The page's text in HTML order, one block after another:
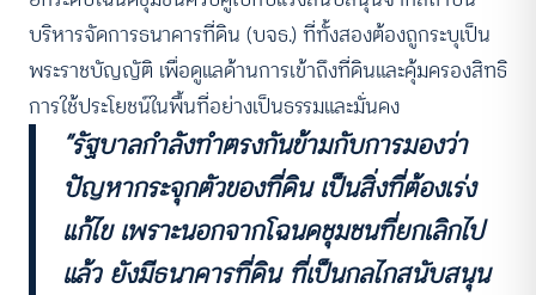
บริหารจัดการธนาคารที่ดิน (บจธ.) ที่ทั้งสองต้องถูกระบุเป็น
พระราชบัญญัติ เพื่อดูแลด้านการเข้าถึงที่ดินและคุ้มครองสิทธิ
การใช้ประโยชน์ในพื้นที่อย่างเป็นธรรมและมั่นคง
“รัฐบาลกำลังทำตรงกันข้ามกับการมองว่า
ปัญหากระจุกตัวของที่ดิน เป็นสิ่งที่ต้องเร่ง
แก้ไข เพราะนอกจากโฉนดชุมชนที่ยกเลิกไป
แล้ว ยังมีธนาคารที่ดิน ที่เป็นกลไกสนับสนุน